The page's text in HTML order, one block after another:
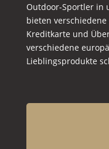
Outdoor-Sportler in
bieten
Kreditkarte und
verschiedene
Lieblingsprodukte